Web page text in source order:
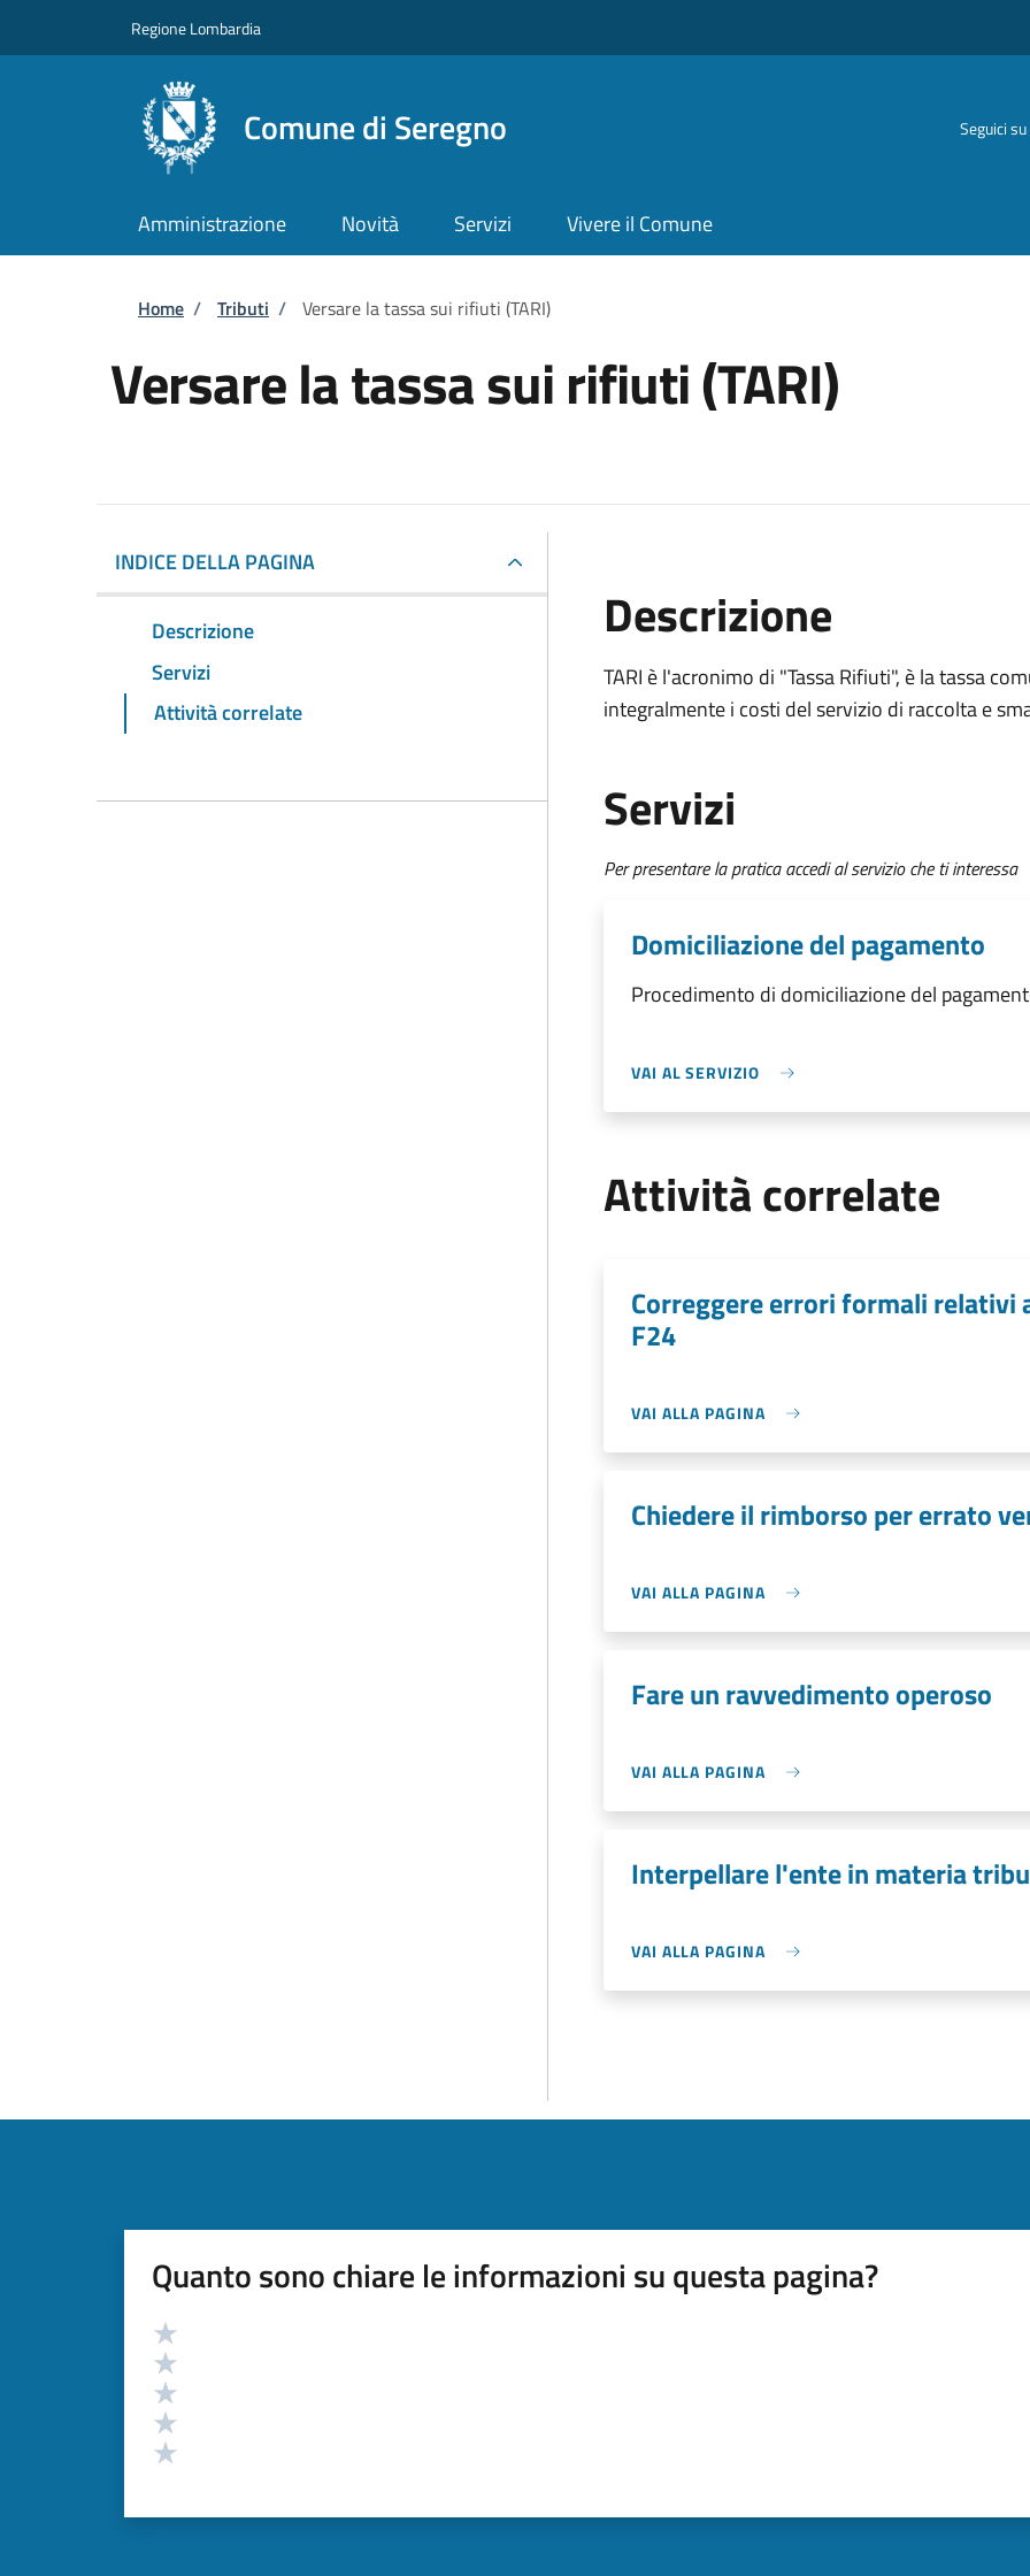
Regione Lombardia
Comune di Seregno Seguici su
Amministrazione Novità Servizi Vivere il Comune
Briciole di pane
Home / Tributi / Versare la tassa sui rifiuti (TARI)
Versare la tassa sui rifiuti (TARI)
INDICE DELLA PAGINA
Descrizione
Servizi
Attività correlate
Descrizione
TARI è l'acronimo di "Tassa Rifiuti", è la tassa
integralmente i costi del servizio di raccolta e
Servizi
Per presentare la pratica accedi al servizio che ti interessa
Domiciliazione del pagamento
Procedimento di domiciliazione del
VAI AL SERVIZIO
Attività correlate
Correggere errori formali relativi
F24
VAI ALLA PAGINA
Chiedere il rimborso per errato
VAI ALLA PAGINA
Fare un ravvedimento operoso
VAI ALLA PAGINA
Interpellare l'ente in materia
VAI ALLA PAGINA
Quanto sono chiare le informazioni su questa pagina?
Valutazione